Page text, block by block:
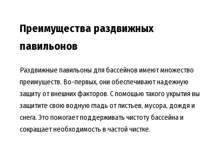
Преимущества раздвижных
павильонов
Раздвижные павильоны для бассейнов имеют множество
преимуществ. Во-первых, они обеспечивают надежную
защиту от внешних факторов. С помощью такого укрытия вы
защитите свою водную гладь от листьев, мусора, дождя и
снега. Это помогает поддерживать чистоту бассейна и
сокращает необходимость в частой чистке.